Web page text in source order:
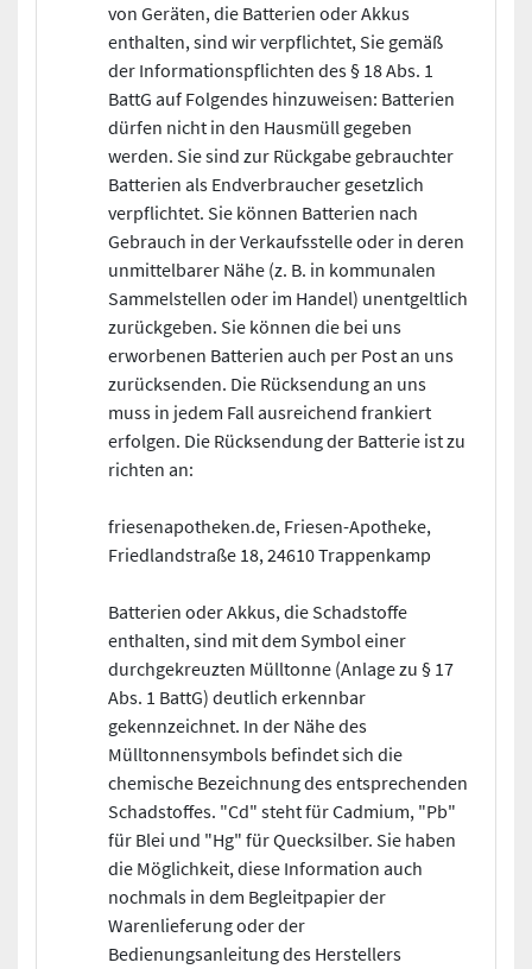
von Geräten, die Batterien oder Akkus
enthalten, sind wir verpflichtet, Sie gemäß
der Informationspflichten des § 18 Abs. 1
BattG auf Folgendes hinzuweisen: Batterien
dürfen nicht in den Hausmüll gegeben
werden. Sie sind zur Rückgabe gebrauchter
Batterien als Endverbraucher gesetzlich
verpflichtet. Sie können Batterien nach
Gebrauch in der Verkaufsstelle oder in deren
unmittelbarer Nähe (z. B. in kommunalen
Sammelstellen oder im Handel) unentgeltlich
zurückgeben. Sie können die bei uns
erworbenen Batterien auch per Post an uns
zurücksenden. Die Rücksendung an uns
muss in jedem Fall ausreichend frankiert
erfolgen. Die Rücksendung der Batterie ist zu
richten an:
friesenapotheken.de, Friesen-Apotheke,
Friedlandstraße 18, 24610 Trappenkamp
Batterien oder Akkus, die Schadstoffe
enthalten, sind mit dem Symbol einer
durchgekreuzten Mülltonne (Anlage zu § 17
Abs. 1 BattG) deutlich erkennbar
gekennzeichnet. In der Nähe des
Mülltonnensymbols befindet sich die
chemische Bezeichnung des entsprechenden
Schadstoffes. "Cd" steht für Cadmium, "Pb"
für Blei und "Hg" für Quecksilber. Sie haben
die Möglichkeit, diese Information auch
nochmals in dem Begleitpapier der
Warenlieferung oder der
Bedienungsanleitung des Herstellers